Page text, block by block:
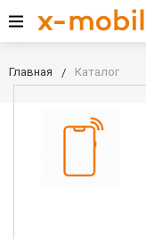
Главная Каталог